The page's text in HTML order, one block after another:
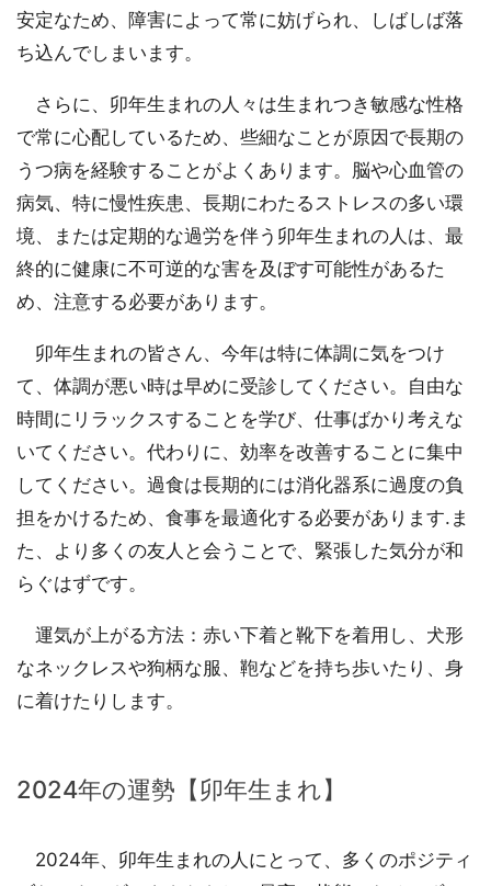
安定なため、障害によって常に妨げられ、しばしば落
ち込んでしまいます。
さらに、卯年生まれの人々は生まれつき敏感な性格
で常に心配しているため、些細なことが原因で長期の
うつ病を経験することがよくあります。脳や心血管の
病気、特に慢性疾患、長期にわたるストレスの多い環
境、または定期的な過労を伴う卯年生まれの人は、最
終的に健康に不可逆的な害を及ぼす可能性があるた
め、注意する必要があります。
卯年生まれの皆さん、今年は特に体調に気をつけ
て、体調が悪い時は早めに受診してください。自由な
時間にリラックスすることを学び、仕事ばかり考えな
いてください。代わりに、効率を改善することに集中
してください。過食は長期的には消化器系に過度の負
担をかけるため、食事を最適化する必要があります.ま
た、より多くの友人と会うことで、緊張した気分が和
らぐはずです。
運気が上がる方法：赤い下着と靴下を着用し、犬形
なネックレスや狗柄な服、鞄などを持ち歩いたり、身
に着けたりします。
2024年の運勢【卯年生まれ】
2024年、卯年生まれの人にとって、多くのポジティ